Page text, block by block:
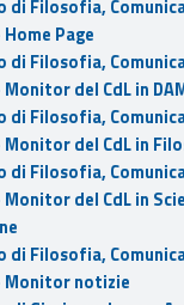
di Filosofia,
Page
di Filosofia,
del CdL in
di Filosofia,
del CdL in
di Filosofia,
del CdL in
di Filosofia,
notizie